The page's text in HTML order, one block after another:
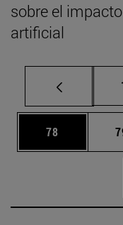
sobre el
artificial
Página
78